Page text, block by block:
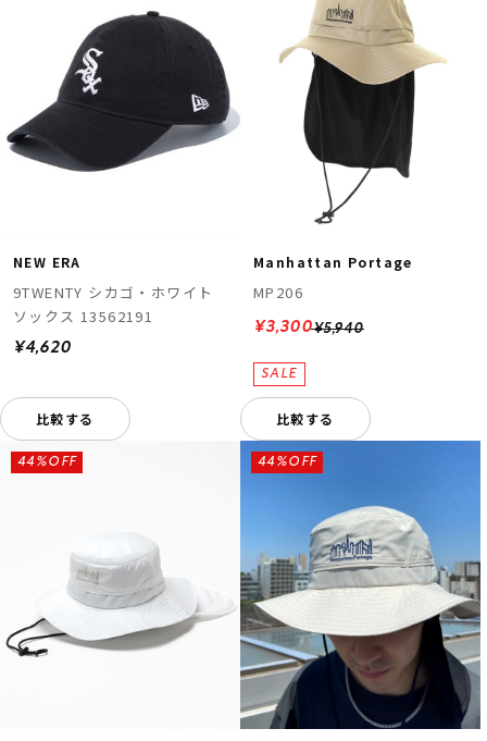
NEW ERA
9TWENTY シカゴ・ホワイト
ソックス 13562191
¥4,620
比較する
Manhattan Portage
MP206
¥5,940
¥3,300
比較する
44%OFF 44%OFF